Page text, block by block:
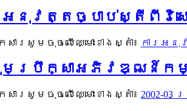
ារអនុវត្តច្បាប់ស្តីពី
ារសូមចុចលើឈ្មោះខាងស្តាំ៖ ការអនុ
ក្រុមប្រឹក្សាអភិវឌ្ឍន៍
ារសូមចុចលើឈ្មោះខាងស្តាំ៖ 2002-